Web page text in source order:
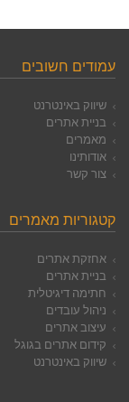
עמודים חשובים
שיווק באינטרנט
בניית אתרים
מאמרים
אודותינו
צור קשר
קטגוריות מאמרים
אחזקת אתרים
בניית אתרים
חתימה דיגיטלית
ניהול עובדים
עיצוב אתרים
קידום אתרים בגוגל
שיווק באינטרנט